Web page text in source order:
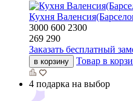
Кухня
3000 600 2300
269 290
Заказать бесплатный
в корзину Товар в
4 подарка на выбор